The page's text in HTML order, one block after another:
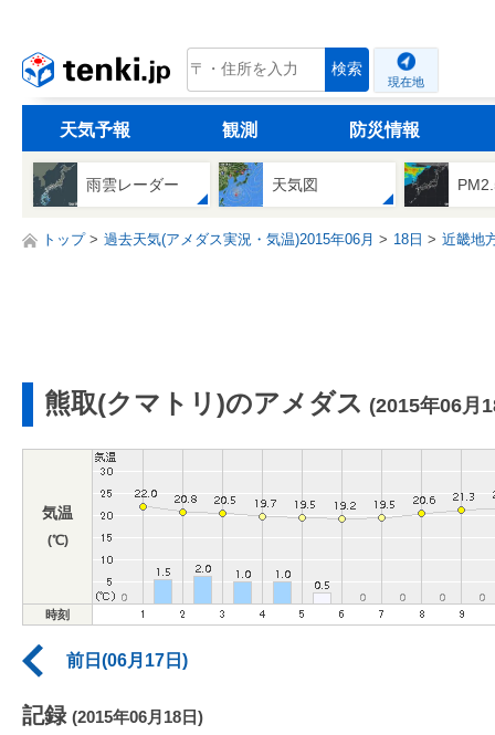
tenki.jp 検索
現在地
天気予報 観測 防災情報
雨雲レーダー 天気図
トップ 過去天気(アメダス実況・気温)2015年06月 18日 近畿地
熊取(クマトリ)のアメダス (2015年06月
気温
(℃)
時刻
前日(06月17日)
記録 (2015年06月18日)